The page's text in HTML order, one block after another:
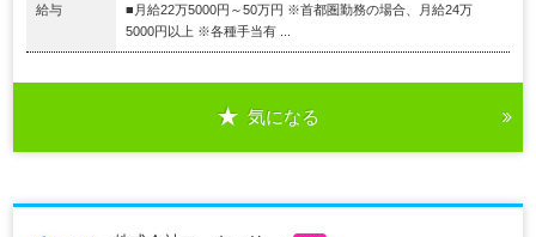
給与
■月給22万5000円～50万円 ※首都圏勤務の場合、月給24万
5000円以上 ※各種手当有 ...
気になる